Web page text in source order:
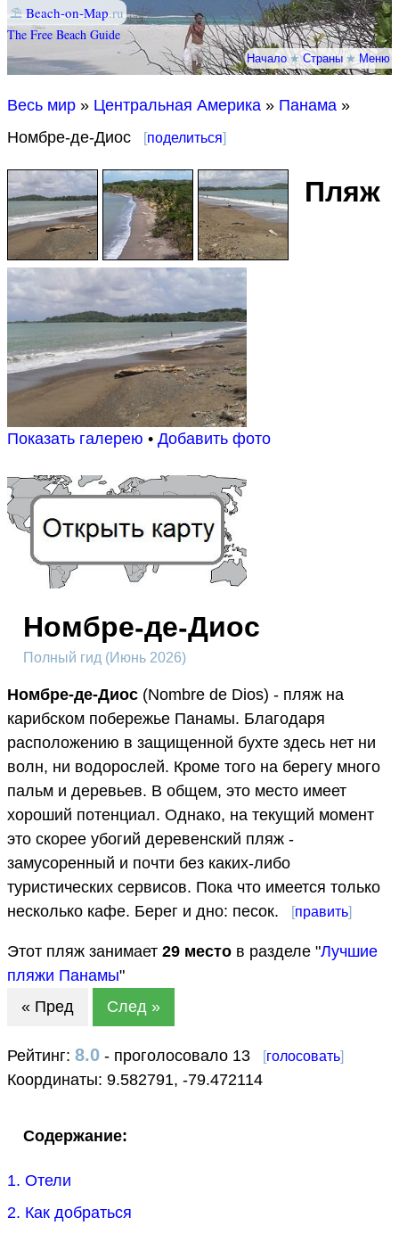
⛱ Beach-on-Map.ru
The Free Beach Guide
Начало★Страны★Меню
Весь мир » Центральная Америка » Панама »
Номбре-де-Диос
[поделиться]
Показать галерею • Добавить фото
Пляж
Номбре-де-Диос
Полный гид (Июнь 2026)
Номбре-де-Диос (Nombre de Dios) - пляж на
карибском побережье Панамы. Благодаря
расположению в защищенной бухте здесь нет ни
волн, ни водорослей. Кроме того на берегу много
пальм и деревьев. В общем, это место имеет
хороший потенциал. Однако, на текущий момент
это скорее убогий деревенский пляж -
замусоренный и почти без каких-либо
туристических сервисов. Пока что имеется только
несколько кафе. Берег и дно: песок.
править
Этот пляж занимает 29 место в разделе "Лучшие
пляжи Панамы"
« Пред
След »
Рейтинг: 8.0 - проголосовало 13 голосовать
Координаты: 9.582791, -79.472114
Содержание:
1. Отели
2. Как добраться